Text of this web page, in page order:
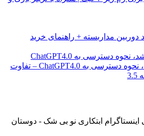
GPT-4 معرفی شد، نحوه دسترسی به ChatGPT4.0 – تفاوت
اینستاگرام ابتکاری نو بی شک - دوستان